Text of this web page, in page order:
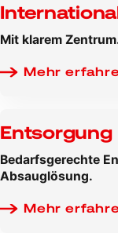
Mit klarem
Mehr
Entsorgung
Bedarfsgerechte
Absauglösung.
Mehr